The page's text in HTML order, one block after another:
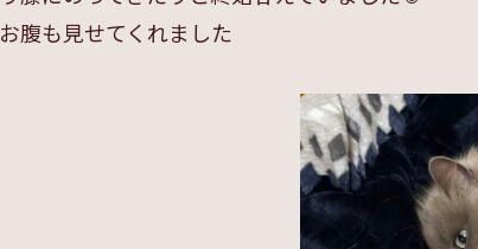
お腹も見せてくれました